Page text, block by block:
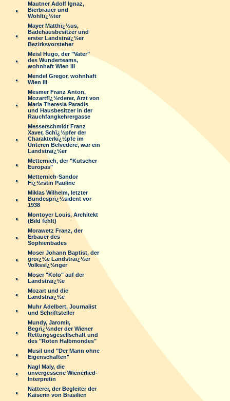
Mautner Adolf Ignaz,
Bierbrauer und
Wohltï¿½ter
Mayer Matthï¿½us,
Badehausbesitzer und
erster Landstraï¿½er
Bezirksvorsteher
Meisl Hugo, der "Vater"
des Wunderteams,
wohnhaft Wien III
Mendel Gregor, wohnhaft
Wien III
Mesmer Franz Anton,
Mozartfï¿½rderer, Arzt von
Maria Theresia Paradis
und Hausbesitzer in der
Rauchfangkehrergasse
Messerschmidt Franz
Xaver, Schï¿½pfer der
Charakterkï¿½pfe im
Unteren Belvedere, war ein
Landstraï¿½er
Metternich, der "Kutscher
Europas"
Metternich-Sandor
Fï¿½rstin Pauline
Miklas Wilhelm, letzter
Bundesprï¿½sident vor
1938
Montoyer Louis, Architekt
(Bild fehlt)
Morawetz Franz, der
Erbauer des
Sophienbades
Moser Johann Baptist, der
groï¿½e Landstraï¿½er
Volkssï¿½nger
Moser "Kolo" auf der
Landstraï¿½e
Mozart und die
Landstraï¿½e
Muhr Adelbert, Journalist
und Schriftsteller
Mundy, Jaromir,
Begrï¿½nder der Wiener
Rettungsgesellschaft und
des "Roten Halbmondes"
Musil und "Der Mann ohne
Eigenschaften"
Nagl Maly, die
unvergessene Wienerlied-
Interpretin
Natterer, der Begleiter der
Kaiserin von Brasilien